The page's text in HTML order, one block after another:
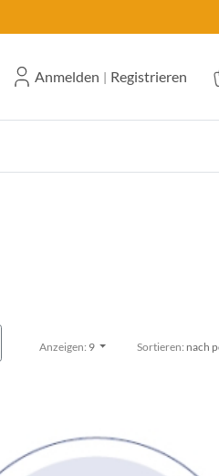
Anmelden | Registrieren
Anzeigen: 9 Sortieren: nach